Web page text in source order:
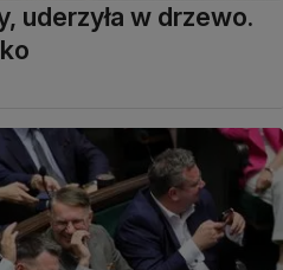
uderzyła w drzewo.